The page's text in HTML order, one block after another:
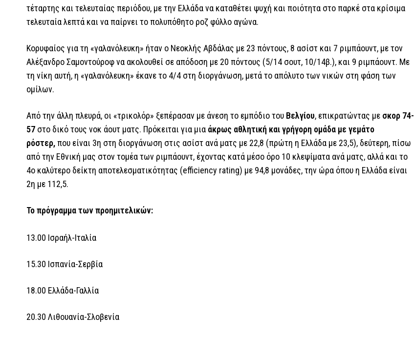
τέταρτης και τελευταίας περιόδου, με την Ελλάδα να καταθέτει ψυχή και ποιότητα στο παρκέ στα κρίσιμα
τελευταία λεπτά και να παίρνει το πολυπόθητο ροζ φύλλο αγώνα.
Κορυφαίος για τη «γαλανόλευκη» ήταν ο Νεοκλής Αβδάλας με 23 πόντους, 8 ασίστ και 7 ριμπάουντ, με τον
Αλέξανδρο Σαμοντούροφ να ακολουθεί σε απόδοση με 20 πόντους (5/14 σουτ, 10/14β.), και 9 ριμπάουντ. Με
τη νίκη αυτή, η «γαλανόλευκη» έκανε το 4/4 στη διοργάνωση, μετά το απόλυτο των νικών στη φάση των
ομίλων.
Από την άλλη πλευρά, οι «τρικολόρ» ξεπέρασαν με άνεση το εμπόδιο του Βελγίου, επικρατώντας με σκορ 74-
57 στο δικό τους νοκ άουτ ματς. Πρόκειται για μια άκρως αθλητική και γρήγορη ομάδα με γεμάτο
ρόστερ,που είναι 3η στη διοργάνωση στις ασίστ ανά ματς με 22,8 (πρώτη η Ελλάδα με 23,5), δεύτερη, πίσω
από την Εθνική μας στον τομέα των ριμπάουντ, έχοντας κατά μέσο όρο 10 κλεψίματα ανά ματς, αλλά και το
4ο καλύτερο δείκτη αποτελεσματικότητας (efficiency rating) με 94,8 μονάδες, την ώρα όπου η Ελλάδα είναι
2η με 112,5.
Το πρόγραμμα των προημιτελικών:
13.00 Ισραήλ-Ιταλία
15.30 Ισπανία-Σερβία
18.00 Ελλάδα-Γαλλία
20.30 Λιθουανία-Σλοβενία